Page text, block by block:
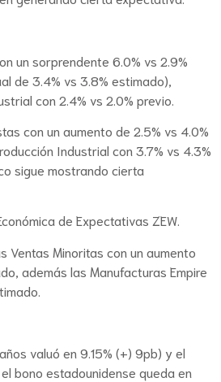
un sorprendente 6.0% vs 2.9%
de 3.4% vs 3.8% estimado),
con 2.4% vs 2.0% previo.
con un aumento de 2.5% vs 4.0%
Industrial con 3.7% vs 4.3%
sigue mostrando cierta
de Expectativas ZEW.
Ventas Minoritas con un aumento
además las Manufacturas Empire
valuó en 9.15% (+) 9pb) y el
bono estadounidense queda en